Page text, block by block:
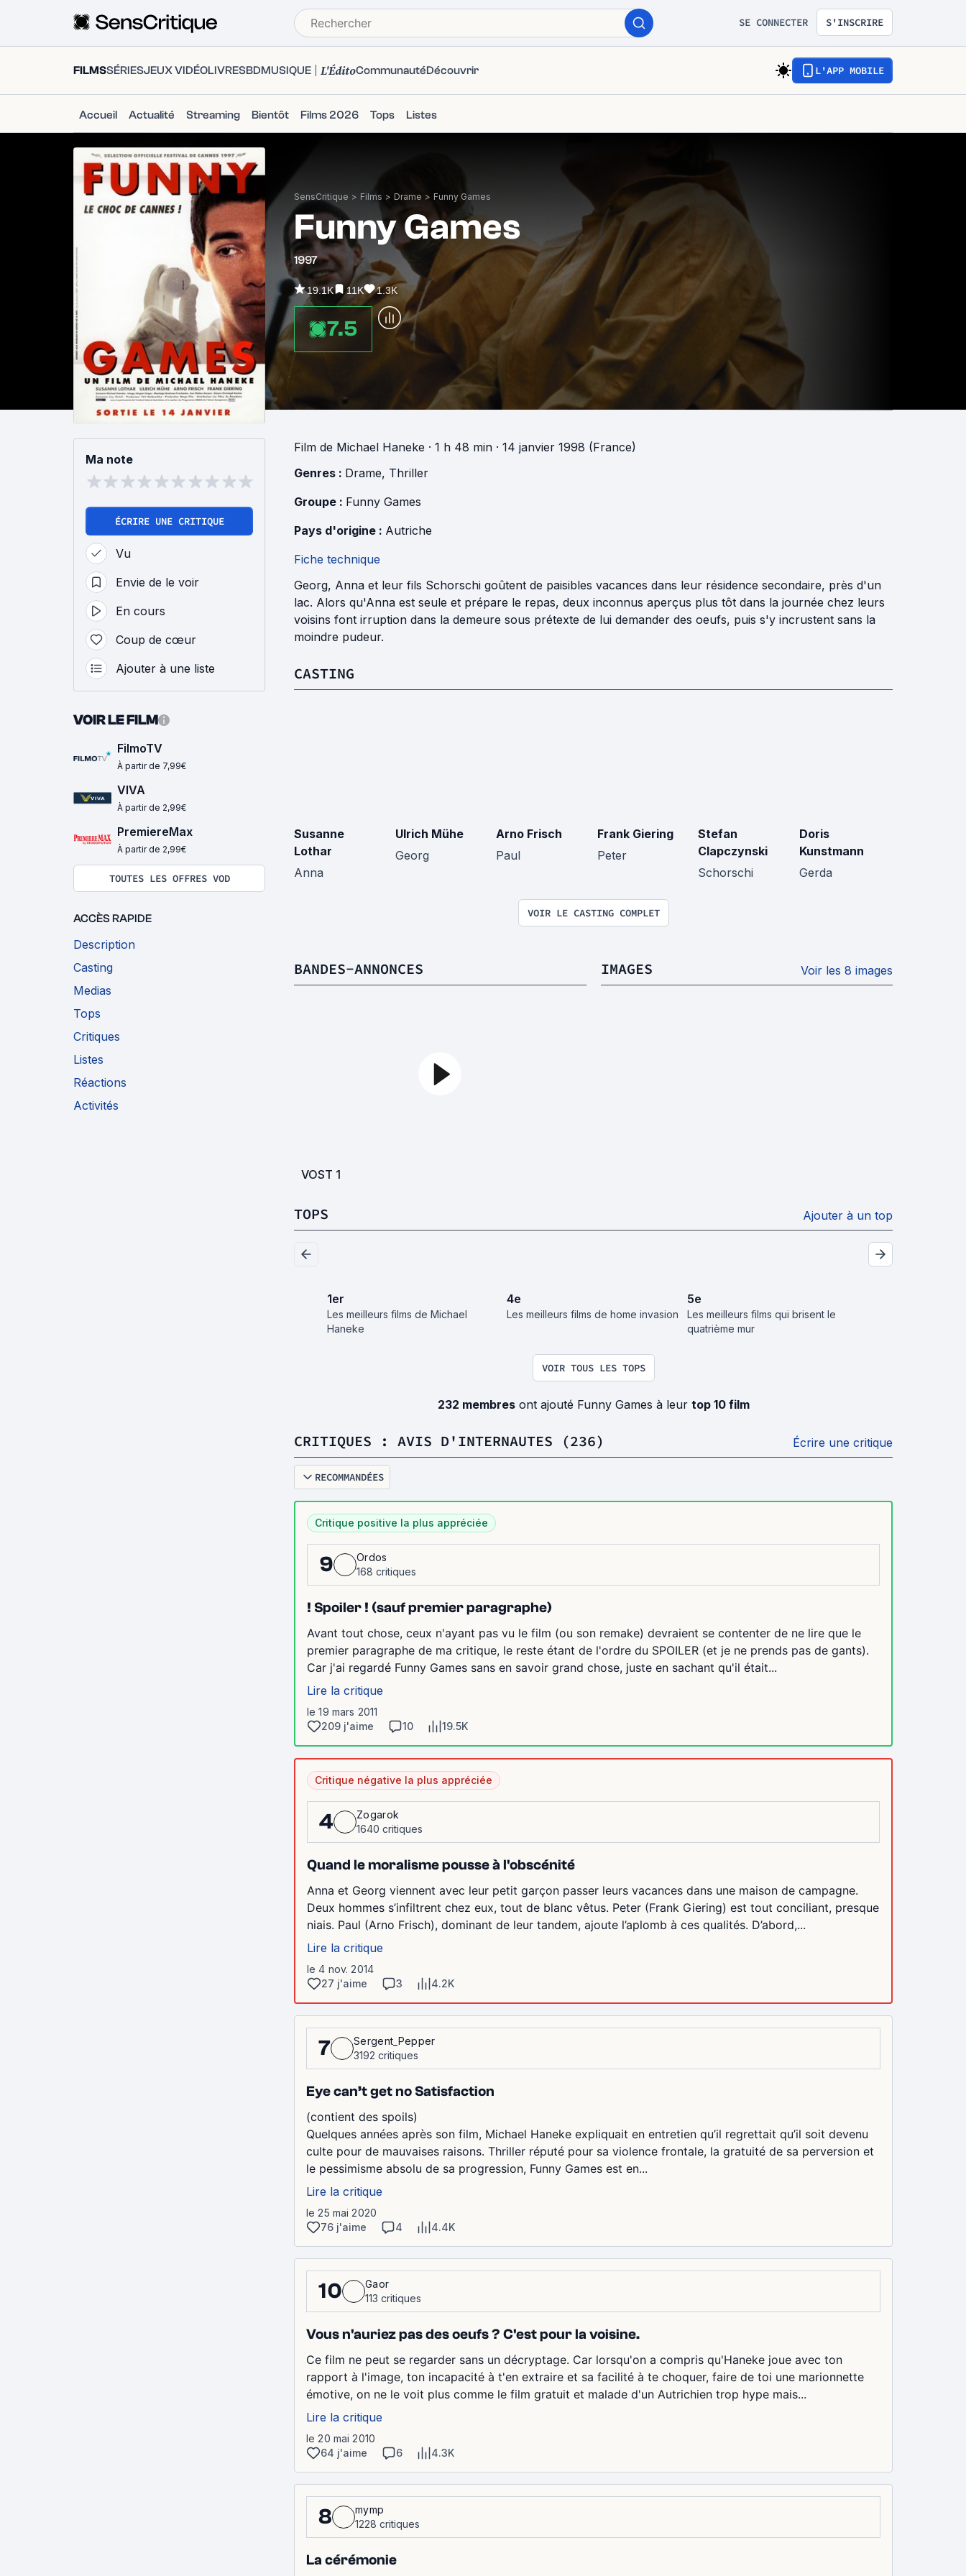
SE CONNECTER S'INSCRIRE
FILMSSÉRIESJEUX VIDÉOLIVRESBDMUSIQUE L'ÉditoCommunautéDécouvrir L'APP MOBILE
Accueil Actualité Streaming Bientôt Films 2026 Tops Listes
SensCritique > Films > Drame > Funny Games
Funny Games
1997
19.1K 11K 1.3K
7.5
Ma note
ÉCRIRE UNE CRITIQUE
Vu
Envie de le voir
En cours
Coup de cœur
Ajouter à une liste
VOIR LE FILM
FilmoTV
À partir de 7,99€
VIVA
À partir de 2,99€
PremiereMax
À partir de 2,99€
TOUTES LES OFFRES VOD
ACCÈS RAPIDE
Description
Casting
Medias
Tops
Critiques
Listes
Réactions
Activités
Film de Michael Haneke · 1 h 48 min · 14 janvier 1998 (France)
Genres : Drame, Thriller
Groupe : Funny Games
Pays d'origine : Autriche
Fiche technique
Georg, Anna et leur fils Schorschi goûtent de paisibles vacances dans leur résidence secondaire, près d'un
lac. Alors qu'Anna est seule et prépare le repas, deux inconnus aperçus plus tôt dans la journée chez leurs
voisins font irruption dans la demeure sous prétexte de lui demander des oeufs, puis s'y incrustent sans la
moindre pudeur.
CASTING
Susanne
Lothar
Anna
Ulrich Mühe
Georg
Arno Frisch
Paul
Frank Giering
Peter
Stefan
Clapczynski
Schorschi
Doris
Kunstmann
Gerda
VOIR LE CASTING COMPLET
BANDES-ANNONCES
VOST 1
IMAGES Voir les 8 images
TOPS Ajouter à un top
1er
Les meilleurs films de Michael
Haneke
4e
Les meilleurs films de home invasion
5e
Les meilleurs films qui brisent le
quatrième mur
VOIR TOUS LES TOPS
232 membresont ajouté Funny Games à leur top 10 film
CRITIQUES : AVIS D'INTERNAUTES (236) Écrire une critique
RECOMMANDÉES
Critique positive la plus appréciée
9
Ordos
168 critiques
! Spoiler ! (sauf premier paragraphe)
Avant tout chose, ceux n'ayant pas vu le film (ou son remake) devraient se contenter de ne lire que le
premier paragraphe de ma critique, le reste étant de l'ordre du SPOILER (et je ne prends pas de gants).
Car j'ai regardé Funny Games sans en savoir grand chose, juste en sachant qu'il était...
Lire la critique
le 19 mars 2011
209 j'aime
10 19.5K
Critique négative la plus appréciée
4
Zogarok
1640 critiques
Quand le moralisme pousse à l'obscénité
Anna et Georg viennent avec leur petit garçon passer leurs vacances dans une maison de campagne.
Deux hommes s’infiltrent chez eux, tout de blanc vêtus. Peter (Frank Giering) est tout conciliant, presque
niais. Paul (Arno Frisch), dominant de leur tandem, ajoute l’aplomb à ces qualités. D’abord,...
Lire la critique
le 4 nov. 2014
27 j'aime
3 4.2K
7
Sergent_Pepper
3192 critiques
Eye can’t get no Satisfaction
(contient des spoils)
Quelques années après son film, Michael Haneke expliquait en entretien qu’il regrettait qu’il soit devenu
culte pour de mauvaises raisons. Thriller réputé pour sa violence frontale, la gratuité de sa perversion et
le pessimisme absolu de sa progression, Funny Games est en...
Lire la critique
le 25 mai 2020
76 j'aime
4 4.4K
10
Gaor
113 critiques
Vous n'auriez pas des oeufs ? C'est pour la voisine.
Ce film ne peut se regarder sans un décryptage. Car lorsqu'on a compris qu'Haneke joue avec ton
rapport à l'image, ton incapacité à t'en extraire et sa facilité à te choquer, faire de toi une marionnette
émotive, on ne le voit plus comme le film gratuit et malade d'un Autrichien trop hype mais...
Lire la critique
le 20 mai 2010
64 j'aime
6 4.3K
8
mymp
1228 critiques
La cérémonie